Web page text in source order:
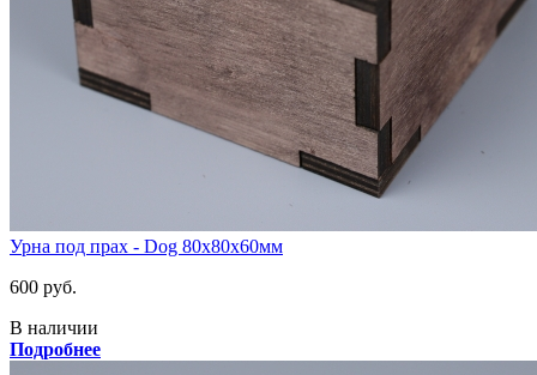
Урна под прах - Dog 80х80х60мм
600 руб.
В наличии
Подробнее